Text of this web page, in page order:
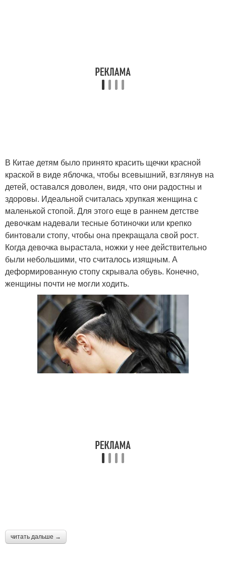
В Китае детям было принято красить щечки красной
краской в виде яблочка, чтобы всевышний, взглянув на
детей, оставался доволен, видя, что они радостны и
здоровы. Идеальной считалась хрупкая женщина с
маленькой стопой. Для этого еще в раннем детстве
девочкам надевали тесные ботиночки или крепко
бинтовали стопу, чтобы она прекращала свой рост.
Когда девочка вырастала, ножки у нее действительно
были небольшими, что считалось изящным. А
деформированную стопу скрывала обувь. Конечно,
женщины почти не могли ходить.
читать дальше →